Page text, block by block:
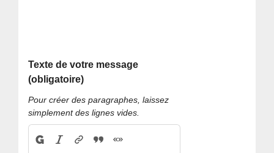
Texte de votre message
(obligatoire)
Pour créer des paragraphes, laissez
simplement des lignes vides.